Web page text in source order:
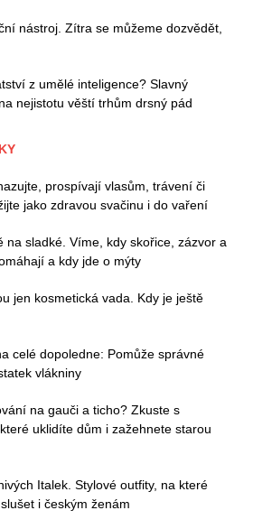
nástroj. Zítra se můžeme dozvědět,
z umělé inteligence? Slavný
nejistotu věští trhům drsný pád
prospívají vlasům, trávení či
jako zdravou svačinu i do vaření
na sladké. Víme, kdy skořice, zázvor a
a kdy jde o mýty
jen kosmetická vada. Kdy je ještě
celé dopoledne: Pomůže správné
vlákniny
na gauči a ticho? Zkuste s
uklidíte dům i zažehnete starou
Italek. Stylové outfity, na které
i českým ženám